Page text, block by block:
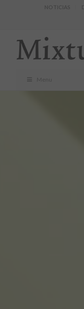
NOTICIAS